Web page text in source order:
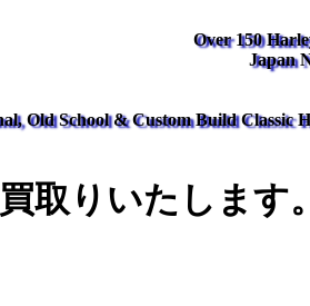
Over 150
Japan
Old School & Custom Build Classic
取りいたします